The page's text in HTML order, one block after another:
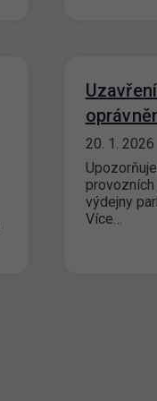
20. 1. 2026
výdejny
Více…